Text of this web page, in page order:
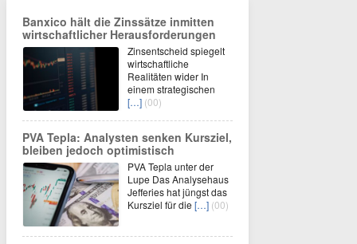
Banxico hält die Zinssätze inmitten
wirtschaftlicher Herausforderungen
Zinsentscheid spiegelt
wirtschaftliche
Realitäten wider In
einem strategischen
[…] (00)
PVA Tepla: Analysten senken Kursziel,
bleiben jedoch optimistisch
PVA Tepla unter der
Lupe Das Analysehaus
Jefferies hat jüngst das
Kursziel für die […] (00)